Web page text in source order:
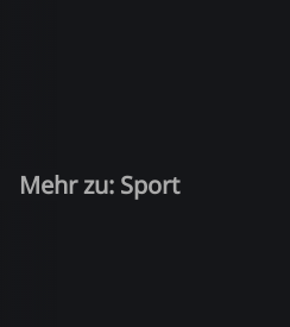
Mehr zu: Sport